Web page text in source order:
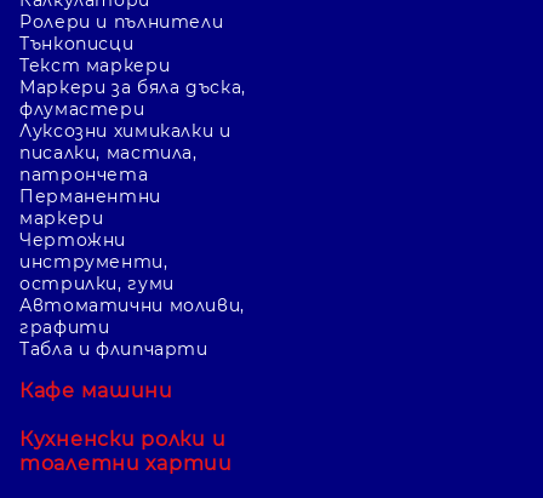
Ролери и пълнители
Тънкописци
Текст маркери
Маркери за бяла дъска,
флумастери
Луксозни химикалки и
писалки, мастила,
патрончета
Перманентни
маркери
Чертожни
инструменти,
острилки, гуми
Автоматични моливи,
графити
Табла и флипчарти
Кафе машини
Кухненски ролки и
тоалетни хартии